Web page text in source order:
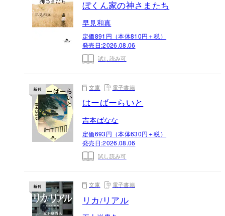
ぼくん家の神さまたち
早見和真
定価891円（本体810円＋税）
発売日:2026.08.06
試し読み可
文庫 電子書籍
はーばーらいと
吉本ばなな
定価693円（本体630円＋税）
発売日:2026.08.06
試し読み可
文庫 電子書籍
リカ/リアル